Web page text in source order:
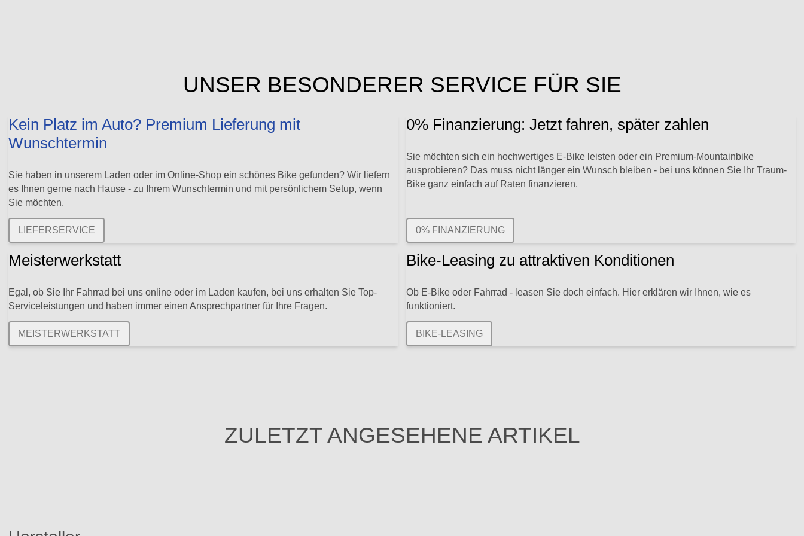
UNSER BESONDERER SERVICE FÜR SIE
Kein Platz im Auto? Premium Lieferung mit
Wunschtermin
Sie haben in unserem Laden oder im Online-Shop ein schönes Bike gefunden? Wir liefern
es Ihnen gerne nach Hause - zu Ihrem Wunschtermin und mit persönlichem Setup, wenn
Sie möchten.
LIEFERSERVICE
0% Finanzierung: Jetzt fahren, später zahlen
Sie möchten sich ein hochwertiges E-Bike leisten oder ein Premium-Mountainbike
ausprobieren? Das muss nicht länger ein Wunsch bleiben - bei uns können Sie Ihr Traum-
Bike ganz einfach auf Raten finanzieren.
0% FINANZIERUNG
Meisterwerkstatt
Egal, ob Sie Ihr Fahrrad bei uns online oder im Laden kaufen, bei uns erhalten Sie Top-
Serviceleistungen und haben immer einen Ansprechpartner für Ihre Fragen.
MEISTERWERKSTATT
Bike-Leasing zu attraktiven Konditionen
Ob E-Bike oder Fahrrad - leasen Sie doch einfach. Hier erklären wir Ihnen, wie es
funktioniert.
BIKE-LEASING
ZULETZT ANGESEHENE ARTIKEL